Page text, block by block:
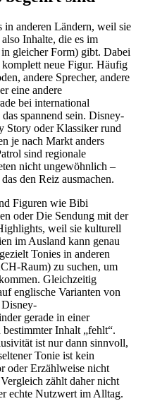
anderen Ländern, weil sie
Inhalte, die es im
gleicher Form) gibt. Dabei
neue Figur. Häufig
andere Sprecher, andere
eine andere
bei international
spannend sein. Disney-
Story oder Klassiker rund
je nach Markt anders
sind regionale
nicht ungewöhnlich –
den Reiz ausmachen.
Figuren wie Bibi
oder Die Sendung mit der
weil sie kulturell
im Ausland kann genau
Tonies in anderen
Raum) zu suchen, um
Gleichzeitig
englische Varianten von
Disney-
gerade in einer
Inhalt „fehlt“.
ist nur dann sinnvoll,
Tonie ist kein
oder Erzählweise nicht
zählt daher nicht
echte Nutzwert im Alltag.